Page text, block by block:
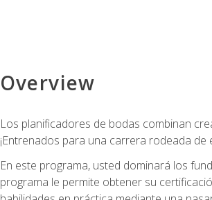
Overview
Los planificadores de bodas combinan
¡Entrenados para una carrera rodeada de
En este programa, usted dominará los
programa le permite obtener su